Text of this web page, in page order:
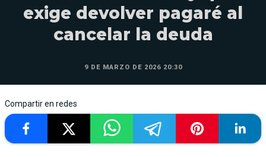
exige devolver pagaré al
cancelar la deuda
9 DE MARZO DE 2026 20:30
Compartir en redes